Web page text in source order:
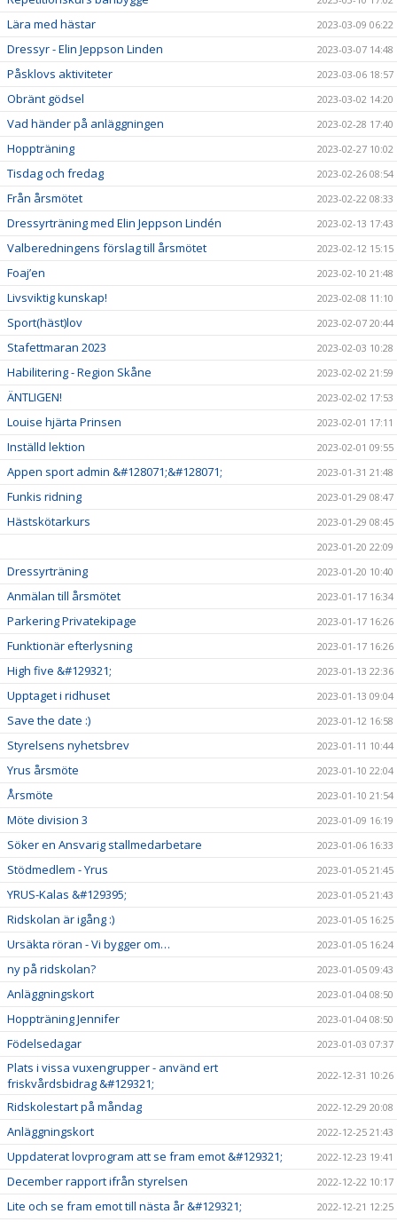
Lära med hästar 2023-03-09 06:22
Dressyr - Elin Jeppson Linden 2023-03-07 14:48
Påsklovs aktiviteter 2023-03-06 18:57
Obränt gödsel 2023-03-02 14:20
Vad händer på anläggningen 2023-02-28 17:40
Hoppträning 2023-02-27 10:02
Tisdag och fredag 2023-02-26 08:54
Från årsmötet 2023-02-22 08:33
Dressyrträning med Elin Jeppson Lindén 2023-02-13 17:43
Valberedningens förslag till årsmötet 2023-02-12 15:15
Foaj’en 2023-02-10 21:48
Livsviktig kunskap! 2023-02-08 11:10
Sport(häst)lov 2023-02-07 20:44
Stafettmaran 2023 2023-02-03 10:28
Habilitering - Region Skåne 2023-02-02 21:59
ÄNTLIGEN! 2023-02-02 17:53
Louise hjärta Prinsen 2023-02-01 17:11
Inställd lektion 2023-02-01 09:55
Appen sport admin &#128071;&#128071; 2023-01-31 21:48
Funkis ridning 2023-01-29 08:47
Hästskötarkurs
2023-01-29 08:45
2023-01-20 22:09
Dressyrträning 2023-01-20 10:40
Anmälan till årsmötet 2023-01-17 16:34
Parkering Privatekipage 2023-01-17 16:26
Funktionär efterlysning 2023-01-17 16:26
High five &#129321; 2023-01-13 22:36
Upptaget i ridhuset 2023-01-13 09:04
Save the date :) 2023-01-12 16:58
Styrelsens nyhetsbrev 2023-01-11 10:44
Yrus årsmöte 2023-01-10 22:04
Årsmöte 2023-01-10 21:54
Möte division 3 2023-01-09 16:19
Söker en Ansvarig stallmedarbetare 2023-01-06 16:33
Stödmedlem - Yrus 2023-01-05 21:45
YRUS-Kalas &#129395; 2023-01-05 21:43
Ridskolan är igång :) 2023-01-05 16:25
Ursäkta röran - Vi bygger om… 2023-01-05 16:24
ny på ridskolan? 2023-01-05 09:43
Anläggningskort 2023-01-04 08:50
Hoppträning Jennifer 2023-01-04 08:50
Födelsedagar 2023-01-03 07:37
Plats i vissa vuxengrupper - använd ert
friskvårdsbidrag &#129321;
2022-12-31 10:26
Ridskolestart på måndag 2022-12-29 20:08
Anläggningskort 2022-12-25 21:43
Uppdaterat lovprogram att se fram emot &#129321; 2022-12-23 19:41
December rapport ifrån styrelsen 2022-12-22 10:17
Lite och se fram emot till nästa år &#129321; 2022-12-21 12:25